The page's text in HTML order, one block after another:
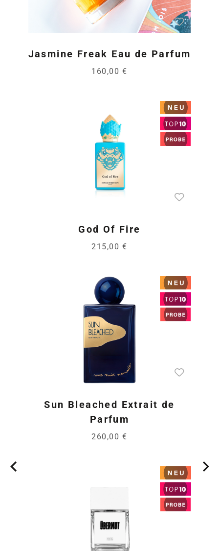
Jasmine Freak Eau de Parfum
160,00 €
God Of Fire
215,00 €
Sun Bleached Extrait de
Parfum
260,00 €